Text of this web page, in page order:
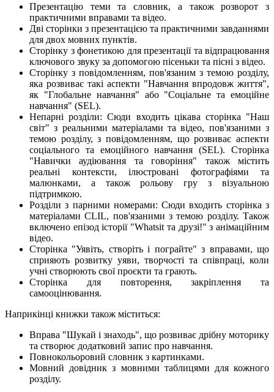
Презентацію теми та словник, а також розворот з
практичними вправами та відео.
Дві сторінки з презентацією та практичними завданнями
для двох мовних пунктів.
Сторінку з фонетикою для презентації та відпрацювання
ключового звуку за допомогою пісеньки та пісні з відео.
Сторінку з повідомленням, пов'язаним з темою розділу,
яка розвиває такі аспекти "Навчання впродовж життя",
як "Глобальне навчання" або "Соціальне та емоційне
навчання" (SEL).
Непарні розділи: Сюди входить цікава сторінка "Наш
світ" з реальними матеріалами та відео, пов'язаними з
темою розділу, з повідомленням, що розвиває аспекти
соціального та емоційного навчання (SEL). Сторінка
"Навички аудіювання та говоріння" також містить
реальні контексти, ілюстровані фотографіями та
малюнками, а також рольову гру з візуальною
підтримкою.
Розділи з парними номерами: Сюди входить сторінка з
матеріалами CLIL, пов'язаними з темою розділу. Також
включено епізод історії "Whatsit та друзі!" з анімаційним
відео.
Сторінка "Уявіть, створіть і пограйте" з вправами, що
сприяють розвитку уяви, творчості та співпраці, коли
учні створюють свої проєкти та грають.
Сторінка для повторення, закріплення та
самооцінювання.
Наприкінці книжки також міститься:
Вправа "Шукай і знаходь", що розвиває дрібну моторику
та створює додатковий запис про навчання.
Повнокольоровий словник з картинками.
Мовний довідник з мовними таблицями для кожного
розділу.